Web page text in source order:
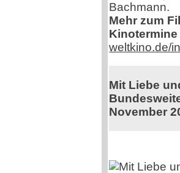
Bachmann.
Mehr zum
weltkino.de/
Mit Liebe
November